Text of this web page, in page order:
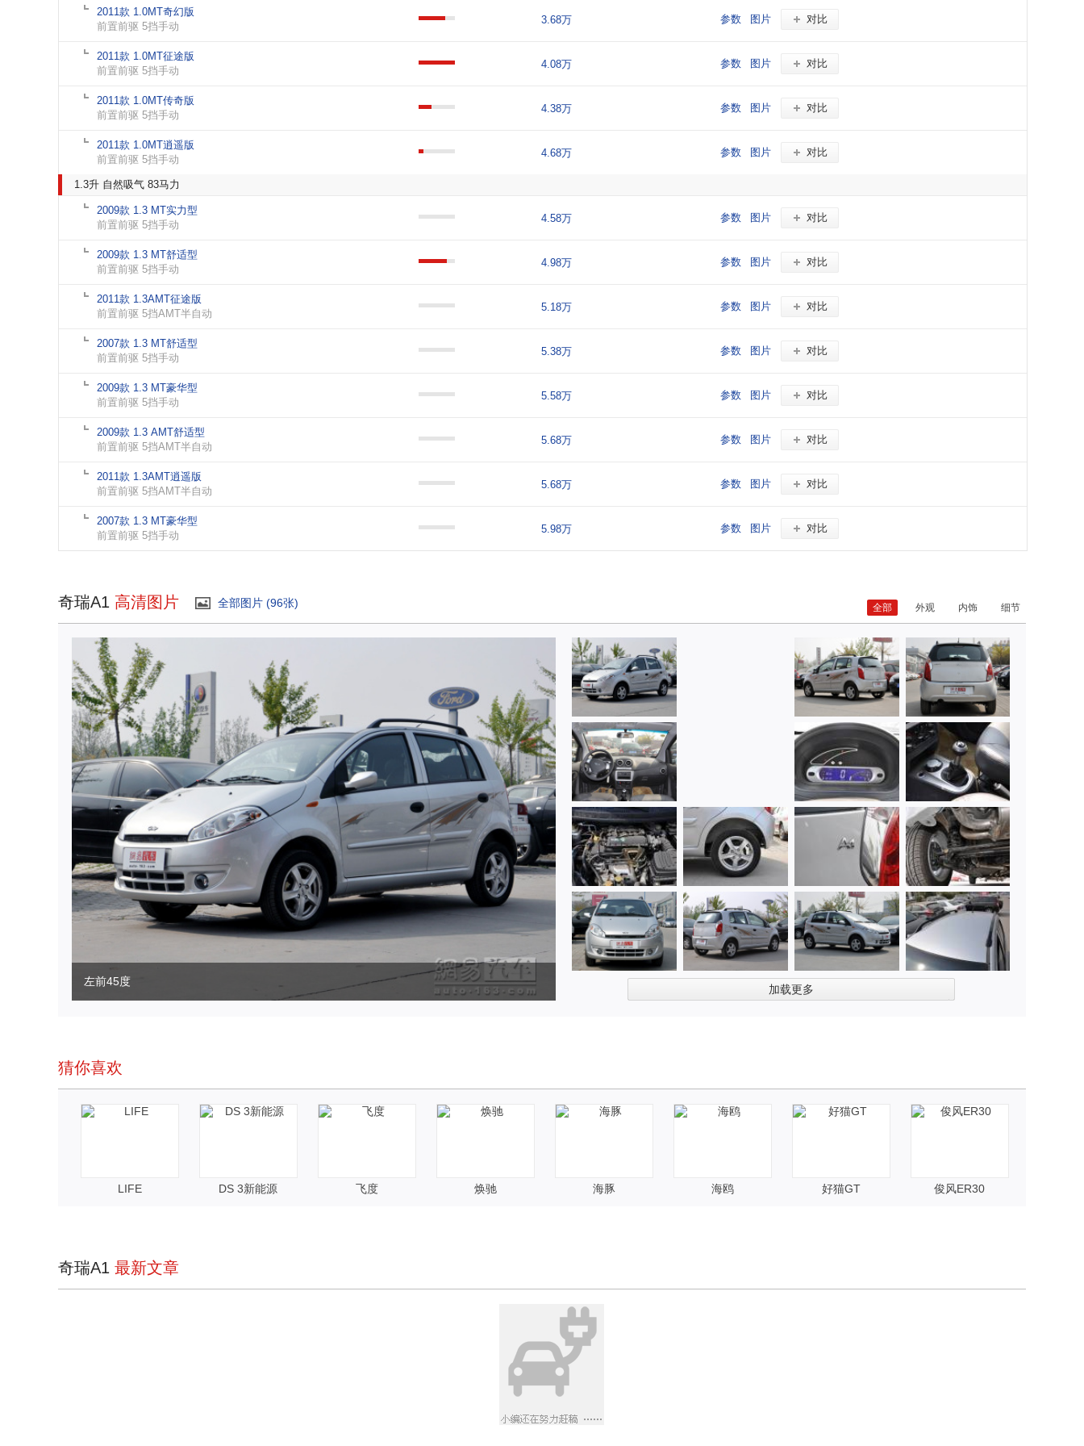
2011款 1.0MT奇幻版
前置前驱 5挡手动
3.68万 参数 图片 对比
2011款 1.0MT征途版
前置前驱 5挡手动
4.08万 参数 图片 对比
2011款 1.0MT传奇版
前置前驱 5挡手动
4.38万 参数 图片 对比
2011款 1.0MT逍遥版
前置前驱 5挡手动
4.68万 参数 图片 对比
1.3升 自然吸气 83马力
2009款 1.3 MT实力型
前置前驱 5挡手动
4.58万 参数 图片 对比
2009款 1.3 MT舒适型
前置前驱 5挡手动
4.98万 参数 图片 对比
2011款 1.3AMT征途版
前置前驱 5挡AMT半自动
5.18万 参数 图片 对比
2007款 1.3 MT舒适型
前置前驱 5挡手动
5.38万 参数 图片 对比
2009款 1.3 MT豪华型
前置前驱 5挡手动
5.58万 参数 图片 对比
2009款 1.3 AMT舒适型
前置前驱 5挡AMT半自动
5.68万 参数 图片 对比
2011款 1.3AMT逍遥版
前置前驱 5挡AMT半自动
5.68万 参数 图片 对比
2007款 1.3 MT豪华型
前置前驱 5挡手动
5.98万 参数 图片 对比
奇瑞A1 高清图片 全部图片 (96张) 全部 外观 内饰 细节
左前45度
加载更多
猜你喜欢
LIFE DS 3新能源 飞度 焕驰 海豚 海鸥 好猫GT 俊风ER30
奇瑞A1 最新文章